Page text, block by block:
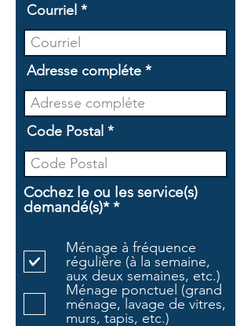
Courriel
Adresse compléte
Code Postal
Cochez le ou les service(s)
demandé(s)* *O
g
a
t
o
Ménage à fréquence
régulière (à la semaine,
aux deux semaines, etc.)
Ménage ponctuel (grand
ménage, lavage de vitres,
murs, tapis, etc.)